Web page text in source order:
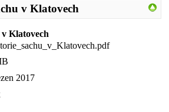
v Klatovech
Klatovech
2017